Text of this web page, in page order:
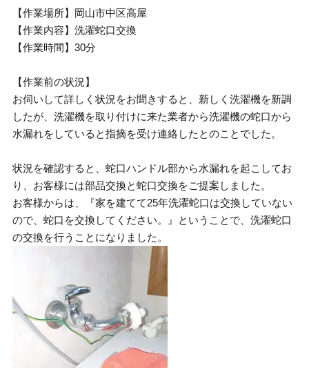
【作業場所】岡山市中区高屋
【作業内容】洗濯蛇口交換
【作業時間】30分
【作業前の状況】
お伺いして詳しく状況をお聞きすると、新しく洗濯機を新調
したが、洗濯機を取り付けに来た業者から洗濯機の蛇口から
水漏れをしていると指摘を受け連絡したとのことでした。
状況を確認すると、蛇口ハンドル部から水漏れを起こしてお
り、お客様には部品交換と蛇口交換をご提案しました。
お客様からは、『家を建てて25年洗濯蛇口は交換していない
ので、蛇口を交換してください。』ということで、洗濯蛇口
の交換を行うことになりました。